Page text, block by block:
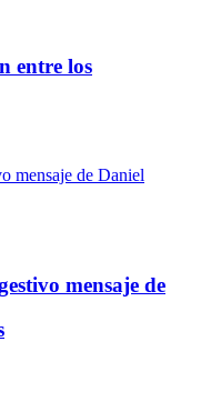
entre los
mensaje de